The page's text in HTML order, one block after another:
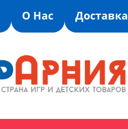
О Нас Доставка